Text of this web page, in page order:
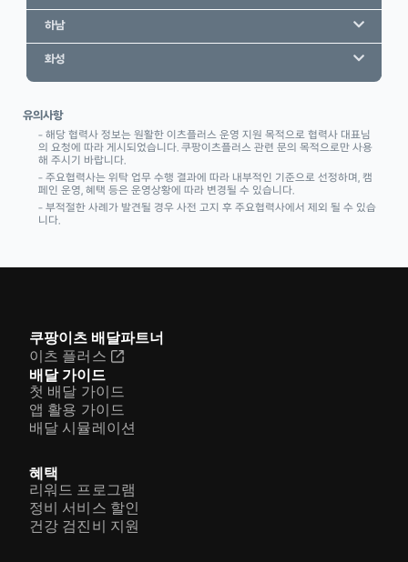
하남
화성
유의사항
– 해당 협력사 정보는 원활한 이츠플러스 운영 지원 목적으로 협력사 대표님
의 요청에 따라 게시되었습니다. 쿠팡이츠플러스 관련 문의 목적으로만 사용
해 주시기 바랍니다.
– 주요협력사는 위탁 업무 수행 결과에 따라 내부적인 기준으로 선정하며, 캠
페인 운영, 혜택 등은 운영상황에 따라 변경될 수 있습니다.
– 부적절한 사례가 발견될 경우 사전 고지 후 주요협력사에서 제외 될 수 있습
니다.
쿠팡이츠 배달파트너
이츠 플러스
배달 가이드
첫 배달 가이드
앱 활용 가이드
배달 시뮬레이션
혜택
리워드 프로그램
정비 서비스 할인
건강 검진비 지원